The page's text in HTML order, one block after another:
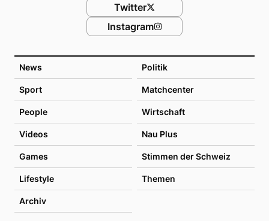
News Politik
Sport Matchcenter
People Wirtschaft
Videos Nau Plus
Games Stimmen der Schweiz
Lifestyle Themen
Archiv
Twitter
Instagram